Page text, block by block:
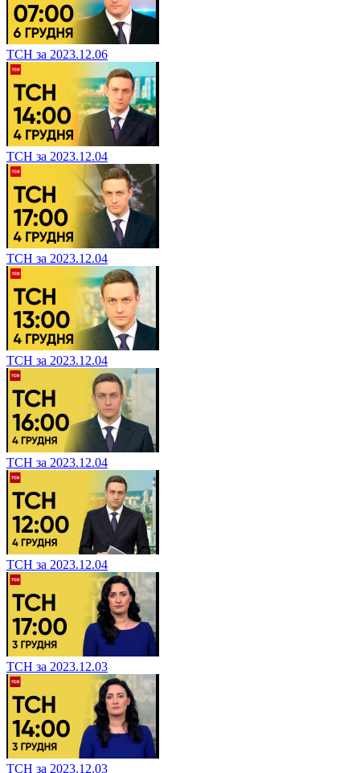
ТСН за 2023.12.06
ТСН за 2023.12.04
ТСН за 2023.12.04
ТСН за 2023.12.04
ТСН за 2023.12.04
ТСН за 2023.12.04
ТСН за 2023.12.03
ТСН за 2023.12.03